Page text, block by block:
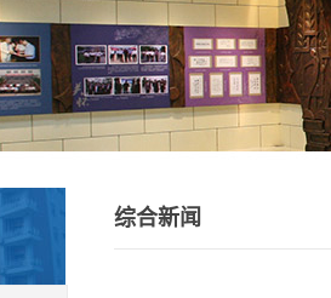
综合新闻